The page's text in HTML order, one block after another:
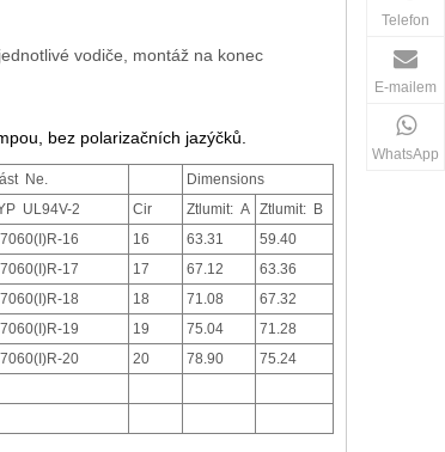
vodiče, montáž na konec
bez polarizačních jazýčků.
Ne.
Dimensions
UL94V-2 Cir Ztlumit: A Ztlumit: B
16 16 63.31
59.40
17 17 67.12
63.36
18 18 71.08
67.32
19 19 75.04
71.28
20 20 78.90
75.24
Telefon
E-mailem
WhatsApp